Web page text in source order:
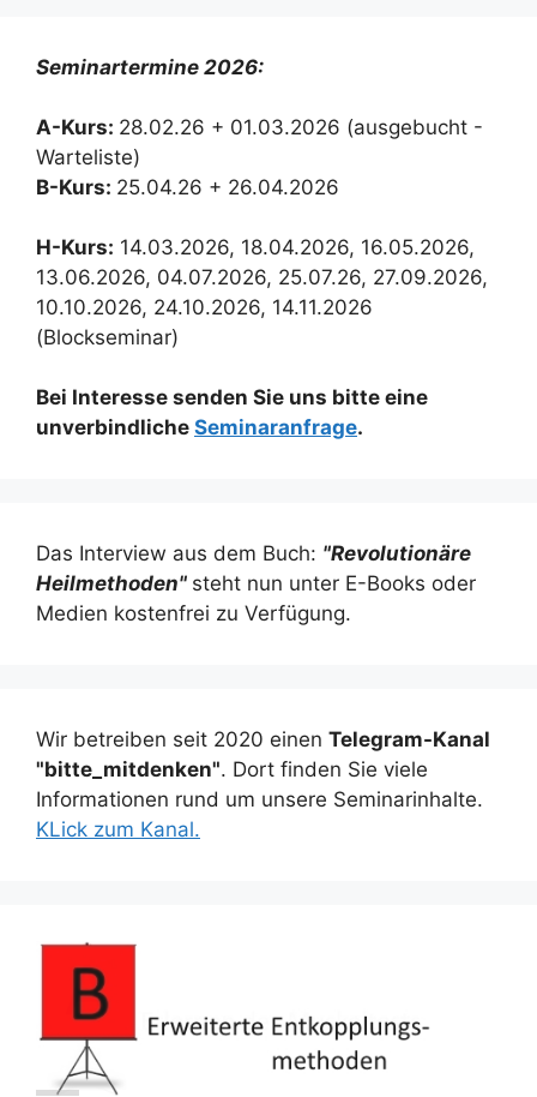
Seminartermine 2026:
A-Kurs: 28.02.26 + 01.03.2026 (ausgebucht -
Warteliste)
B-Kurs: 25.04.26 + 26.04.2026
H-Kurs: 14.03.2026, 18.04.2026, 16.05.2026,
13.06.2026, 04.07.2026, 25.07.26, 27.09.2026,
10.10.2026, 24.10.2026, 14.11.2026
(Blockseminar)
Bei Interesse senden Sie uns bitte eine
unverbindliche Seminaranfrage.
Das Interview aus dem Buch: "Revolutionäre
Heilmethoden" steht nun unter E-Books oder
Medien kostenfrei zu Verfügung.
Wir betreiben seit 2020 einen Telegram-Kanal
"bitte_mitdenken". Dort finden Sie viele
Informationen rund um unsere Seminarinhalte.
KLick zum Kanal.